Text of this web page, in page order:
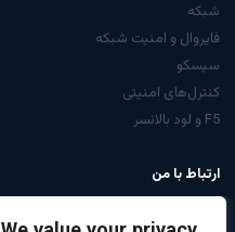
شبکه
فایروال و امنیت شبکه
سیسکو
کنترل‌های امنیتی
F5 و لود بالانسر
ارتباط با من